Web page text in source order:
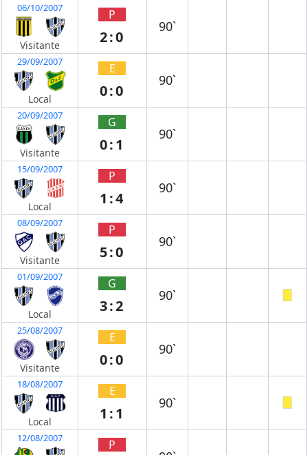
06/10/2007
Visitante
P
2:0
90`
29/09/2007
Local
E
0:0
90`
20/09/2007
Visitante
G
0:1
90`
15/09/2007
Local
P
1:4
90`
08/09/2007
Visitante
P
5:0
90`
01/09/2007
Local
G
3:2
90`
25/08/2007
Visitante
E
0:0
90`
18/08/2007
Local
E
1:1
90`
12/08/2007 P